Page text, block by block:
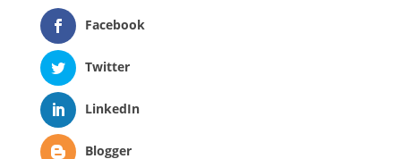
Facebook
Twitter
LinkedIn
Blogger